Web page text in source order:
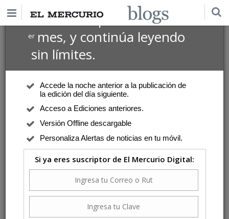
Suscríbete por $1 USD
ermes, y continúa leyendo
sin límites.
Accede la noche anterior a la publicación de
la edición del día siguiente.
Acceso a Ediciones anteriores.
Versión Offline descargable
Personaliza Alertas de noticias en tu móvil.
Si ya eres suscriptor de El Mercurio Digital: